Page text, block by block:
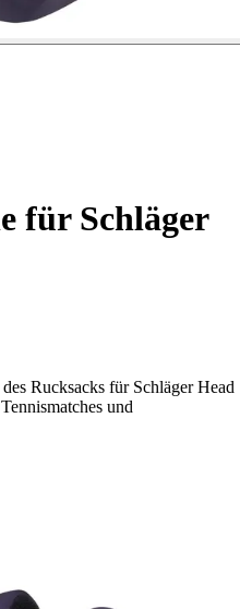
für Schläger
Rucksacks für Schläger Head
und